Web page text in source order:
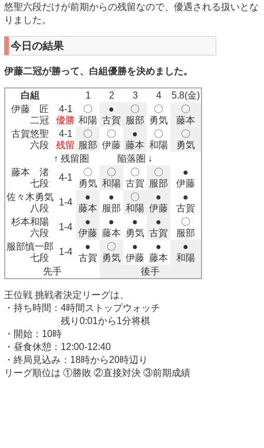
悠聖六段だけが前期からの残留なので、優遇される扱いとな
りました。
今日の結果
伊藤二冠が勝って、白組優勝を決めました。
白組 1 2 3 4
5.8(金)
伊藤 匠
二冠
4-1
優勝
〇
和陽
●
古賀
〇
服部
〇
勇気
〇
藤本
古賀悠聖
六段
4-1
残留
〇
服部
〇
伊藤
●
藤本
〇
和陽
〇
勇気
↑ 残留圏 陥落圏 ↓
藤本 渚
七段
4-1
〇
勇気
〇
和陽
〇
古賀
〇
服部
●
伊藤
佐々木勇気
八段
1-4
●
藤本
●
服部
〇
和陽
●
伊藤
●
古賀
杉本和陽
六段
1-4
●
伊藤
●
藤本
●
勇気
●
古賀
〇
服部
服部慎一郎
七段
1-4
●
古賀
〇
勇気
●
伊藤
●
藤本
●
和陽
先手
後手
王位戦 挑戦者決定リーグは、
・持ち時間：4時間ストップウォッチ
残り0:01から1分将棋
・開始：10時
・昼食休憩：12:00-12:40
・終局見込み：18時から20時辺り
リーグ順位は ①勝敗 ②直接対決 ③前期成績